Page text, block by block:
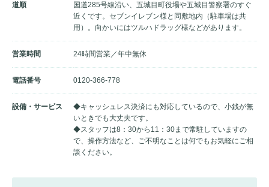
道順
国道285号線沿い、五城目町役場や五城目警察署のすぐ
近くです。セブンイレブン様と同敷地内（駐車場は共
用）。向かいにはツルハドラッグ様などがあります。
営業時間 24時間営業／年中無休
電話番号 0120-366-778
設備・サービス
◆キャッシュレス決済にも対応しているので、小銭が無
いときでも大丈夫です。
◆スタッフは8：30から11：30まで常駐していますの
で、操作方法など、ご不明なことは何でもお気軽にご相
談ください。